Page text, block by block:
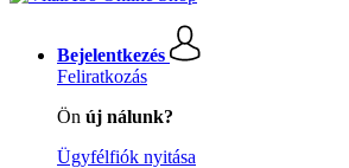
Bejelentkezés
Feliratkozás
Ön új nálunk?
Ügyfélfiók nyitása